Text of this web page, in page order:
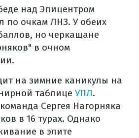
над Эпицентром
по очкам ЛНЗ. У обеих
но черкащане
в очном
на зимние каникулы на
таблице УПЛ.
Сергея Нагорняка
в 16 турах. Однако
в элите